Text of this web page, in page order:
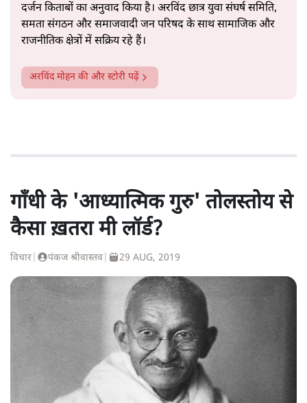
दर्जन किताबों का अनुवाद किया है। अरविंद छात्र युवा संघर्ष समिति,
समता संगठन और समाजवादी जन परिषद के साथ सामाजिक और
राजनीतिक क्षेत्रों में सक्रिय रहे हैं।
अरविंद मोहन की और स्टोरी पढ़ें
गाँधी के 'आध्यात्मिक गुरु' तोलस्तोय से
कैसा ख़तरा मी लॉर्ड?
विचार पंकज श्रीवास्तव 29 AUG, 2019